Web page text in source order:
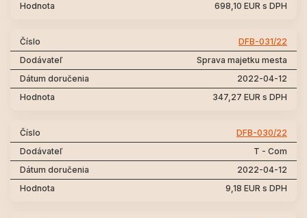
698,10 EUR s DPH
DFB-031/22
Sprava majetku mesta
2022-04-12
347,27 EUR s DPH
DFB-030/22
T - Com
2022-04-12
9,18 EUR s DPH